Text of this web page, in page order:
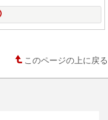
このページの上に戻る